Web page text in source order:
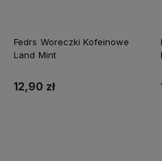
Fedrs Woreczki Kofeinowe
Land Mint
12,90 zł